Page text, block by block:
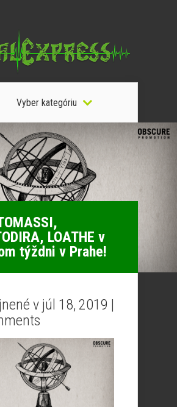
Vyber kategóriu
LOATHE v
týždni v Prahe!
v júl 18, 2019 |